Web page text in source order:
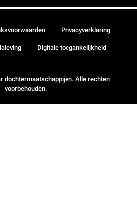
dochtermaatschappijen. Alle rechten
voorbehouden.
Privacyverklaring
Digitale toegankelijkheid